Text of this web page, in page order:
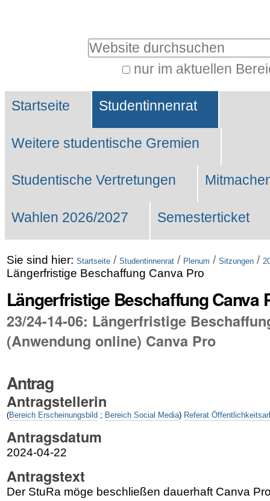
Website durchsuchen
nur im aktuellen
Suche…
Sektionen
Startseite Studentinnenrat
Weitere studentische Gremien
Studentische Vertretungen
Wahlen 2026/2027 Semesterticket
Sie sind hier: Startseite / Studentinnenrat / Plenum / Sitzungen /
Längerfristige Beschaffung Canva Pro
Längerfristige Beschaffung Canva
23/24-14-06: Längerfristige
(Anwendung online) Canva Pro
Antrag
Antragstellerin
(Bereich Erscheinungsbild ; Bereich Social Media) Referat
Antragsdatum
2024-04-22
Antragstext
Der StuRa möge beschließen dauerhaft Canva